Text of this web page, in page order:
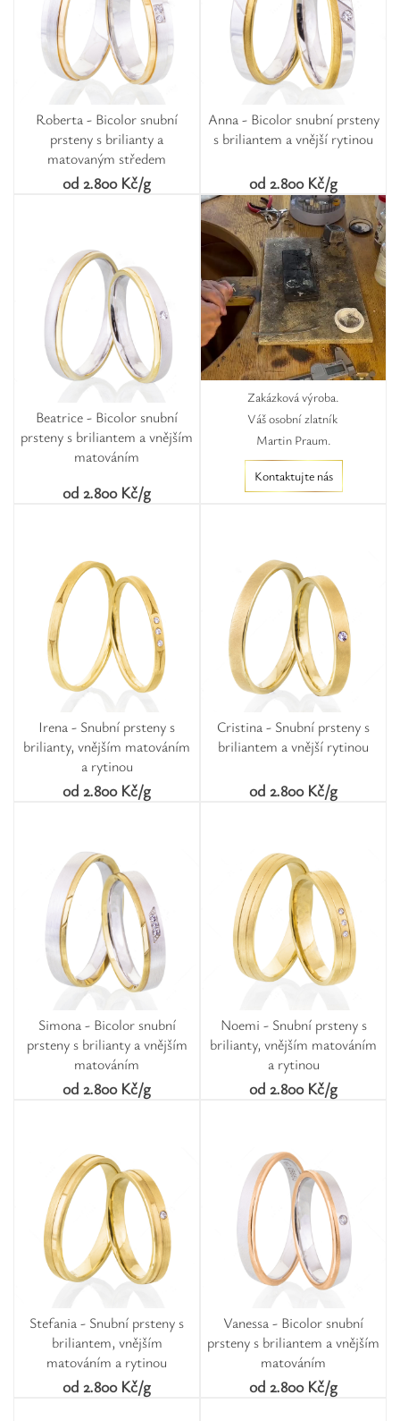
Roberta - Bicolor snubní
prsteny s brilianty a
matovaným středem
od 2.800 Kč/g
Anna - Bicolor snubní prsteny
s briliantem a vnější rytinou
od 2.800 Kč/g
Beatrice - Bicolor snubní
prsteny s briliantem a vnějším
matováním
od 2.800 Kč/g
Zakázková výroba.
Váš osobní zlatník
Martin Praum.
Kontaktujte nás
Irena - Snubní prsteny s
brilianty, vnějším matováním
a rytinou
od 2.800 Kč/g
Cristina - Snubní prsteny s
briliantem a vnější rytinou
od 2.800 Kč/g
Simona - Bicolor snubní
prsteny s brilianty a vnějším
matováním
od 2.800 Kč/g
Noemi - Snubní prsteny s
brilianty, vnějším matováním
a rytinou
od 2.800 Kč/g
Stefania - Snubní prsteny s
briliantem, vnějším
matováním a rytinou
od 2.800 Kč/g
Vanessa - Bicolor snubní
prsteny s briliantem a vnějším
matováním
od 2.800 Kč/g